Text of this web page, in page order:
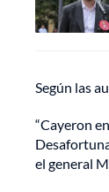
Según las
“Cayeron
el general